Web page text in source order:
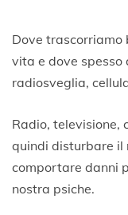
Dove
vita e dove spesso
radiosveglia,
Radio, televisione,
quindi disturbare il
comportare danni
nostra psiche.